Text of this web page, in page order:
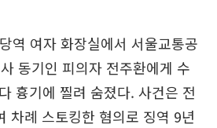
역 여자 화장실에서 서울교통공
동기인 피의자 전주환에게 수
흉기에 찔려 숨졌다. 사건은 전
차례 스토킹한 혐의로 징역 9년